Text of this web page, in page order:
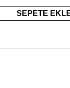
SEPETE